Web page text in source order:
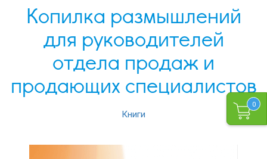
0
Копилка размышлений
для руководителей
отдела продаж и
продающих специалистов
Книги